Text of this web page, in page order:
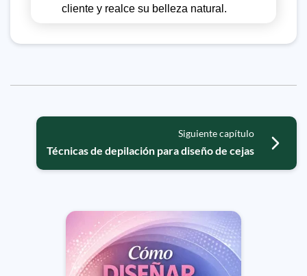
cliente y realce su belleza natural.
Siguiente capítulo
Técnicas de depilación para diseño de cejas